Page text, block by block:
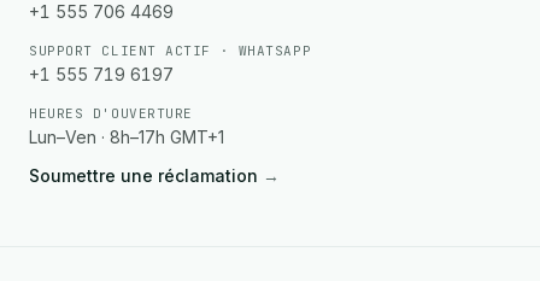
+1 555 706 4469
SUPPORT CLIENT ACTIF · WHATSAPP
+1 555 719 6197
HEURES D'OUVERTURE
Lun–Ven · 8h–17h GMT+1
Soumettre une réclamation →